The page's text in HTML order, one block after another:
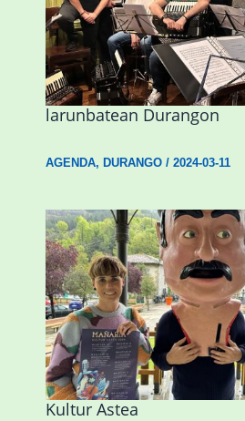
Herri Maite akordeoi
Irlandako patroia
larunbatean Durangon
AGENDA, DURANGO/ 2024-03-11
Porrotx eta Mari Motots
ikuskizunarekin hasiko
Kultur Astea